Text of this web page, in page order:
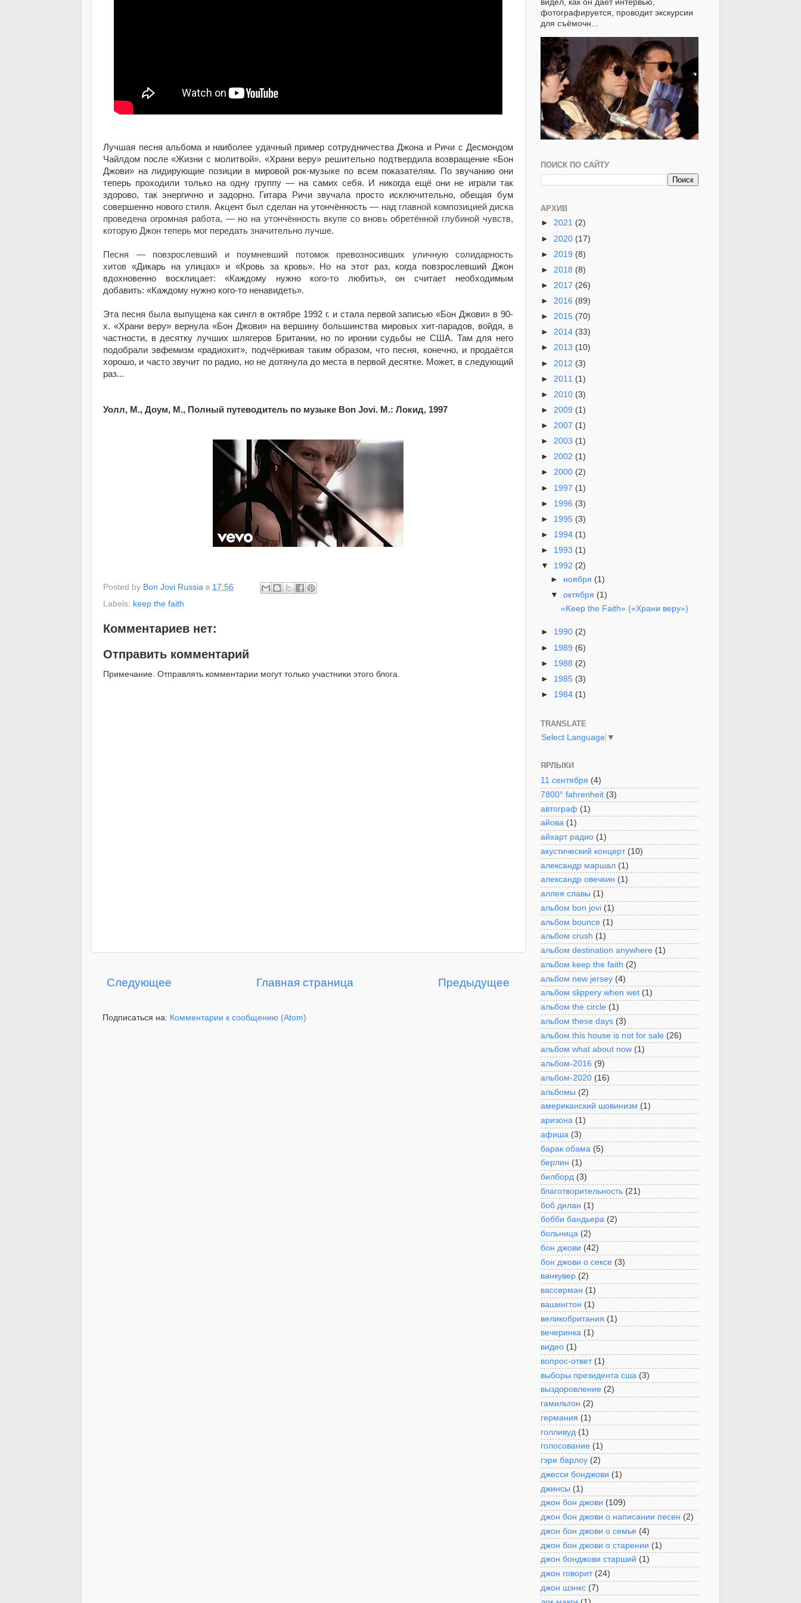
Лучшая песня альбома и наиболее удачный пример сотрудничества Джона и Ричи с Десмондом
Чайлдом после «Жизни с молитвой». «Храни веру» решительно подтвердила возвращение «Бон
Джови» на лидирующие позиции в мировой рок-музыке по всем показателям. По звучанию они
теперь проходили только на одну группу —на самих себя. И никогда ещё они не играли так
здорово, так энергично и задорно. Гитара Ричи звучала просто исключительно, обещая бум
совершенно нового стиля. Акцент был сделан на утончённость — над главной композицией диска
проведена огромная работа, — но на утончённость вкупе со вновь обретённой глубиной чувств,
которую Джон теперь мог передать значительно лучше.
Песня — повзрослевший и поумневший потомок превозносивших уличную солидарность
хитов «Дикарь на улицах» и «Кровь за кровь». Но на этот раз, когда повзрослевший Джон
вдохновенно восклицает: «Каждому нужно кого-то любить», он считает необходимым
добавить: «Каждому нужно кого-то ненавидеть».
Эта песня была выпущена как сингл в октябре 1992 г. и стала первой записью«Бон Джови» в 90-
х. «Храни веру»вернула «Бон Джови» на вершину большинства мировых хит-парадов, войдя, в
частности, в десятку лучших шлягеров Британии, но по иронии судьбы не США. Там для него
подобрали эвфемизм«радиохит», подчёркивая таким образом, что песня, конечно, и продаётся
хорошо, и часто звучит по радио, но не дотянула до места в первой десятке. Может, в следующий
раз...
Уолл, М., Доум, М., Полный путеводитель по музыке Bon Jovi. М.: Локид, 1997
Posted by Bon Jovi Russia в 17:56
Labels: keep the faith
Комментариев нет:
Отправить комментарий
Примечание. Отправлять комментарии могут только участники этого блога.
Следующее Предыдущее
Главная страница
Подписаться на: Комментарии к сообщению (Atom)
видел, как он даёт интервью,
фотографируется, проводит экскурсии
для съёмочн...
ПОИСК ПО САЙТУ
АРХИВ
► 2021 (2)
► 2020 (17)
► 2019 (8)
► 2018 (8)
► 2017 (26)
► 2016 (89)
► 2015 (70)
► 2014 (33)
► 2013 (10)
► 2012 (3)
► 2011 (1)
► 2010 (3)
► 2009 (1)
► 2007 (1)
► 2003 (1)
► 2002 (1)
► 2000 (2)
► 1997 (1)
► 1996 (3)
► 1995 (3)
► 1994 (1)
► 1993 (1)
▼ 1992 (2)
► ноября (1)
▼октября (1)
«Keep the Faith» («Храни веру»)
► 1990 (2)
► 1989 (6)
► 1988 (2)
► 1985 (3)
► 1984 (1)
TRANSLATE
Select Language ▼
ЯРЛЫКИ
11 сентября (4)
7800° fahrenheit (3)
автограф (1)
айова (1)
айхарт радио (1)
акустический концерт (10)
александр маршал (1)
александр овечкин (1)
аллея славы (1)
альбом bon jovi (1)
альбом bounce (1)
альбом crush (1)
альбом destination anywhere (1)
альбом keep the faith (2)
альбом new jersey (4)
альбом slippery when wet (1)
альбом the circle (1)
альбом these days (3)
альбом this house is not for sale (26)
альбом what about now (1)
альбом-2016 (9)
альбом-2020 (16)
альбомы (2)
американский шовинизм (1)
аризона (1)
афиша (3)
барак обама (5)
берлин (1)
билборд (3)
благотворительность (21)
боб дилан (1)
бобби бандьера (2)
больница (2)
бон джови (42)
бон джови о сексе (3)
ванкувер (2)
вассерман (1)
вашингтон (1)
великобритания (1)
вечеринка (1)
видео (1)
вопрос-ответ (1)
выборы президента сша (3)
выздоровление (2)
гамильтон (2)
германия (1)
голливуд (1)
голосование (1)
гэри барлоу (2)
джесси бонджови (1)
джинсы (1)
джон бон джови (109)
джон бон джови о написании песен (2)
джон бон джови о семье (4)
джон бон джови о старении (1)
джон бонджови старший (1)
джон говорит (24)
джон шэнкс (7)